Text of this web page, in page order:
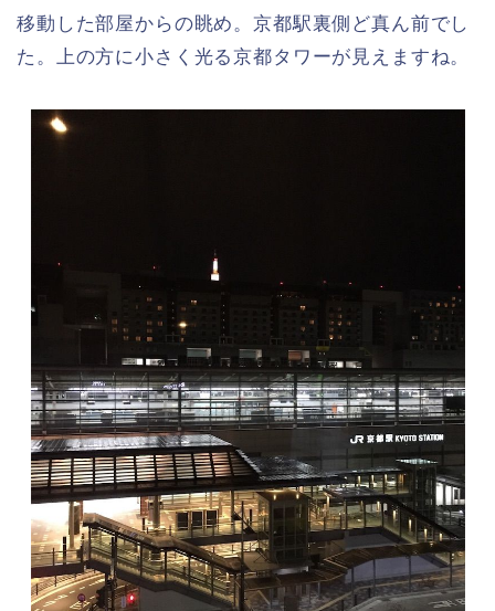
移動した部屋からの眺め。京都駅裏側ど真ん前でし
た。上の方に小さく光る京都タワーが見えますね。